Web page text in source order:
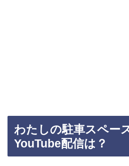
わたしの駐車スペー
YouTube配信は？